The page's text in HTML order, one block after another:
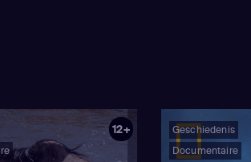
12+
Geschiedenis
Documentaire